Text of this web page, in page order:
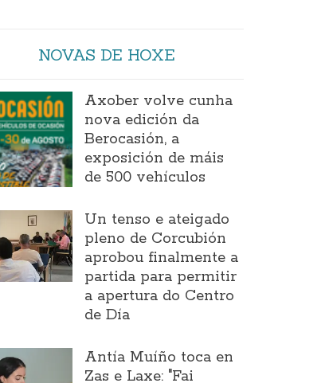
NOVAS DE HOXE
Axober volve cunha
nova edición da
Berocasión, a
exposición de máis
de 500 vehículos
Un tenso e ateigado
pleno de Corcubión
aprobou finalmente a
partida para permitir
a apertura do Centro
de Día
Antía Muíño toca en
Zas e Laxe: "Fai